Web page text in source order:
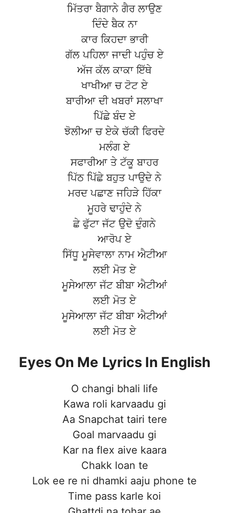
ਮਿੱਤਰਾ ਬੈਗਾਨੇ ਗੈਰ ਲਾਉਣ
ਦਿੰਦੇ ਬੈਕ ਨਾ
ਕਾਰ ਕਿਹਦਾ ਭਾਰੀ
ਗੱਲ ਪਹਿਲਾ ਜਾਦੀ ਪਹੁੰਚ ਏ
ਅੱਜ ਕੱਲ ਕਾਕਾ ਇੱਥੇ
ਖਾਖੀਆ ਚ ਟੋਟ ਏ
ਬਾਰੀਆ ਦੀ ਖਬਰਾਂ ਸਲਾਖਾ
ਪਿੱਛੇ ਬੰਦ ਏ
ਝੋਲੀਆ ਚ ਏਕੇ ਚੱਕੀ ਫਿਰਦੇ
ਮਲੰਗ ਏ
ਸਫਾਰੀਆ ਤੇ ਟੱਕੂ ਬਾਹਰ
ਪਿੱਠ ਪਿੱਛੇ ਬਹੁਤ ਪਾਉਦੇ ਨੇ
ਮਰਦ ਪਛਾਣ ਜਹਿੜੇ ਹਿੱਕਾ
ਮੂਹਰੇ ਢਾਹੁੰਦੇ ਨੇ
ਛੇ ਫੁੱਟਾ ਜੱਟ ਉਦੋ ਦੁੰਗਨੇ
ਆਰੋਪ ਏ
ਸਿੱਧੂ ਮੂਸੇਵਾਲਾ ਨਾਮ ਐਟੀਆ
ਲਈ ਮੋਤ ਏ
ਮੂਸੇਆਲਾ ਜੱਟ ਬੀਬਾ ਐਟੀਆਂ
ਲਈ ਮੋਤ ਏ
ਮੂਸੇਆਲਾ ਜੱਟ ਬੀਬਾ ਐਟੀਆਂ
ਲਈ ਮੋਤ ਏ
Eyes On Me Lyrics In English
O changi bhali life
Kawa roli karvaadu gi
Aa Snapchat tairi tere
Goal marvaadu gi
Kar na flex aive kaara
Chakk loan te
Lok ee re ni dhamki aaju phone te
Time pass karle koi